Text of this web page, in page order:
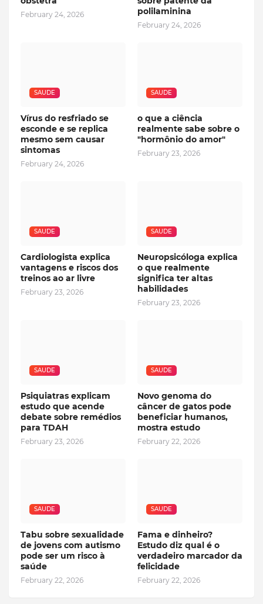
February 24, 2026
polilaminina
February 24, 2026
SAUDE
Vírus do resfriado se
esconde e se replica
mesmo sem causar
sintomas
February 24, 2026
SAUDE
o que a ciência
realmente sabe sobre o
"hormônio do amor"
February 23, 2026
SAUDE
Cardiologista explica
vantagens e riscos dos
treinos ao ar livre
February 23, 2026
SAUDE
Neuropsicóloga explica
o que realmente
significa ter altas
habilidades
February 23, 2026
SAUDE
Psiquiatras explicam
estudo que acende
debate sobre remédios
para TDAH
February 23, 2026
SAUDE
Novo genoma do
câncer de gatos pode
beneficiar humanos,
mostra estudo
February 22, 2026
SAUDE
Tabu sobre sexualidade
de jovens com autismo
pode ser um risco à
saúde
February 22, 2026
SAUDE
Fama e dinheiro?
Estudo diz qual é o
verdadeiro marcador da
felicidade
February 22, 2026